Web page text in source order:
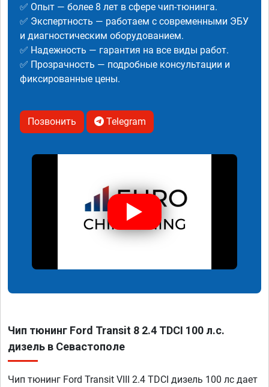
✅ Опыт — более 8 лет в сфере чип-тюнинга.
✅ Экспертность — работаем с современными ЭБУ
и диагностическим оборудованием.
✅ Надежность — гарантия на все виды работ.
✅ Прозрачность — подробные консультации и
фиксированные цены.
Позвонить Telegram
Чип тюнинг Ford Transit 8 2.4 TDCI 100 л.с.
дизель в Севастополе
Чип тюнинг Ford Transit VIII 2.4 TDCI дизель 100 лс дает